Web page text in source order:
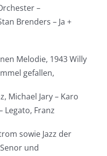
–
Brenders – Ja +
Melodie, 1943 Willy
gefallen,
Michael Jary – Karo
Legato, Franz
sowie Jazz der
und